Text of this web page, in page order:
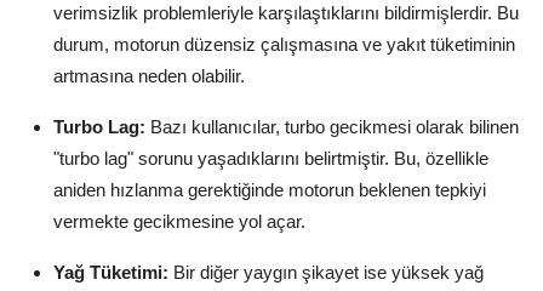
verimsizlik problemleriyle karşılaştıklarını bildirmişlerdir. Bu
durum, motorun düzensiz çalışmasına ve yakıt tüketiminin
artmasına neden olabilir.
Turbo Lag: Bazı kullanıcılar, turbo gecikmesi olarak bilinen
"turbo lag" sorunu yaşadıklarını belirtmiştir. Bu, özellikle
aniden hızlanma gerektiğinde motorun beklenen tepkiyi
vermekte gecikmesine yol açar.
Yağ Tüketimi: Bir diğer yaygın şikayet ise yüksek yağ